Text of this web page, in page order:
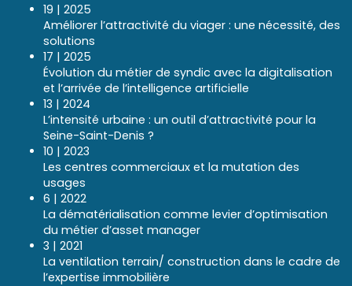
19 | 2025
Améliorer l’attractivité du viager : une nécessité, des
solutions
17 | 2025
Évolution du métier de syndic avec la digitalisation
et l’arrivée de l’intelligence artificielle
13 | 2024
L’intensité urbaine : un outil d’attractivité pour la
Seine-Saint-Denis ?
10 | 2023
Les centres commerciaux et la mutation des
usages
6 | 2022
La dématérialisation comme levier d’optimisation
du métier d’asset manager
3 | 2021
La ventilation terrain/ construction dans le cadre de
l’expertise immobilière